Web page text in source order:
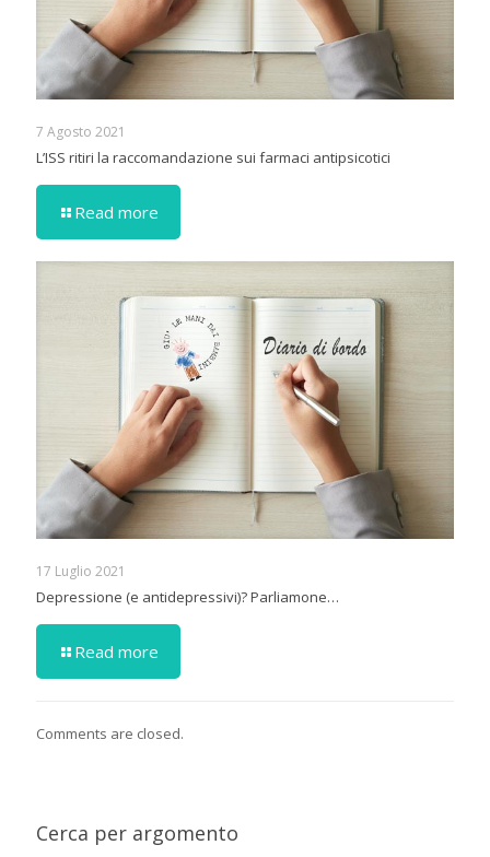
7 Agosto 2021
L’ISS ritiri la raccomandazione sui farmaci antipsicotici
Read more
17 Luglio 2021
Depressione (e antidepressivi)? Parliamone…
Read more
Comments are closed.
Cerca per argomento